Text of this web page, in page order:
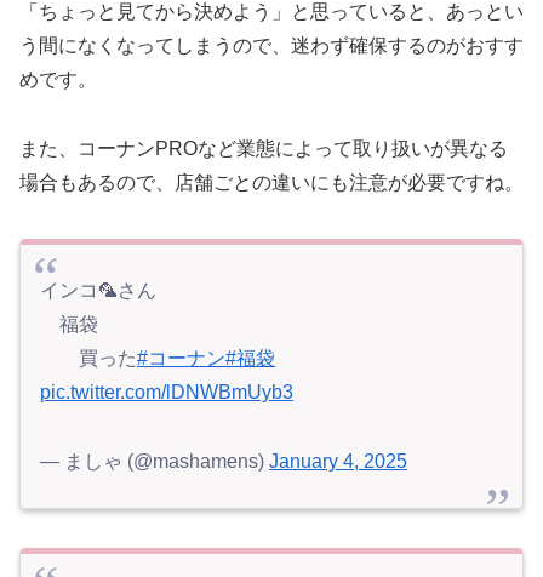
「ちょっと見てから決めよう」と思っていると、あっとい
う間になくなってしまうので、迷わず確保するのがおすす
めです。
また、コーナンPROなど業態によって取り扱いが異なる
場合もあるので、店舗ごとの違いにも注意が必要ですね。
インコ🦜さん
福袋
買った#コーナン#福袋
pic.twitter.com/lDNWBmUyb3
— ましゃ (@mashamens) January 4, 2025